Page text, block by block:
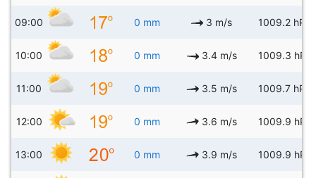
09:00 0 mm 3 m/s 1009.2 hPa
10:00 0 mm 3.4 m/s 1009.3 hPa
11:00 0 mm 3.5 m/s 1009.7 hPa
12:00 0 mm 3.6 m/s 1009.9 hPa
13:00 0 mm 3.9 m/s 1009.9 hPa